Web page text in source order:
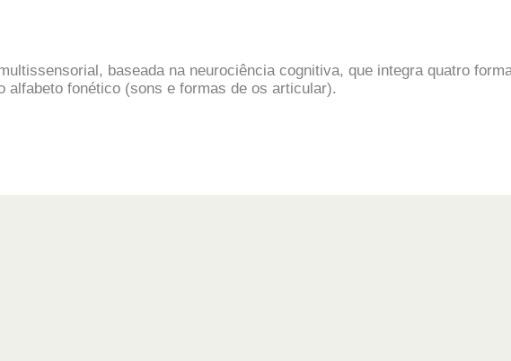
baseada na neurociência cognitiva, que integra quatro
fonético (sons e formas de os articular).